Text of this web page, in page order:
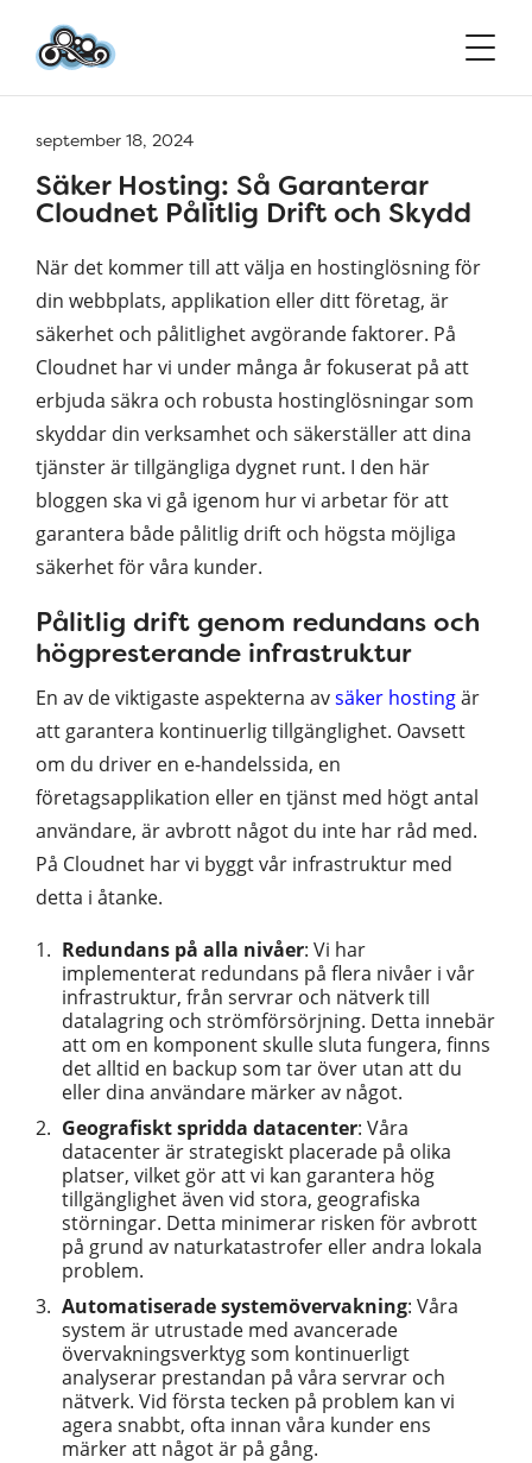
september 18, 2024
Säker Hosting: Så Garanterar
Cloudnet Pålitlig Drift och Skydd
När det kommer till att välja en hostinglösning för
din webbplats, applikation eller ditt företag, är
säkerhet och pålitlighet avgörande faktorer. På
Cloudnet har vi under många år fokuserat på att
erbjuda säkra och robusta hostinglösningar som
skyddar din verksamhet och säkerställer att dina
tjänster är tillgängliga dygnet runt. I den här
bloggen ska vi gå igenom hur vi arbetar för att
garantera både pålitlig drift och högsta möjliga
säkerhet för våra kunder.
Pålitlig drift genom redundans och
högpresterande infrastruktur
En av de viktigaste aspekterna avsäker hostingär
att garantera kontinuerlig tillgänglighet. Oavsett
om du driver en e-handelssida, en
företagsapplikation eller en tjänst med högt antal
användare, är avbrott något du inte har råd med.
På Cloudnet har vi byggt vår infrastruktur med
detta i åtanke.
Redundans på alla nivåer: Vi har
implementerat redundans på flera nivåer i vår
infrastruktur, från servrar och nätverk till
datalagring och strömförsörjning. Detta innebär
att om en komponent skulle sluta fungera, finns
det alltid en backup som tar över utan att du
eller dina användare märker av något.
Geografiskt spridda datacenter: Våra
datacenter är strategiskt placerade på olika
platser, vilket gör att vi kan garantera hög
tillgänglighet även vid stora, geografiska
störningar. Detta minimerar risken för avbrott
på grund av naturkatastrofer eller andra lokala
problem.
Automatiserade systemövervakning: Våra
system är utrustade med avancerade
övervakningsverktyg som kontinuerligt
analyserar prestandan på våra servrar och
nätverk. Vid första tecken på problem kan vi
agera snabbt, ofta innan våra kunder ens
märker att något är på gång.